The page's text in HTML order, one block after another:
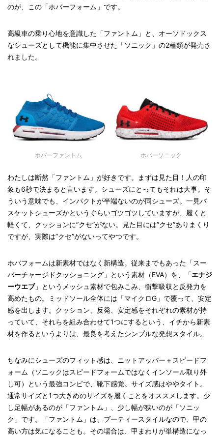
のが、この「ホバーフォーム」です。
高級車の乗り心地を意識した「ファントム」と、オーソドックス
なシューズとして機能に集中させた「ソニック」の2種類が発売さ
れました。
ホバーファントム ホバーソニック
わたしは断然「ファントム」が好きです。まずは見た目！人の印
象も6秒で決まると言います。シューズにとってもそれは大事。そ
ういう意味でも、インパクトが半端ないのが同シューズ。一見バ
スケットシューズかというぐらいゴツゴツしていますが、履くと
軽くて、クッションに”クセ”がない。見た目には”クセ”ありまくり
ですが、実際は”クセ”がないってやつです。
ホバフォームは新素材ではなく新構造。従来までもあった「スー
パーチャージドクッショニング」という素材（EVA）を、「エナジ
ーウエブ」というメッシュ素材で包みこみ、衝撃吸収と反発力を
高めたもの。ミッドソール全体には「マイクロG」で覆って、安定
感を出します。クッション、反発、安定感をそれぞれの素材が持
っていて、それらを組み合わせて1つにするという、イチから新素
材を作るというよりは、最良を考えたシンプルな発想スタイル。
ちなみにシューズのフィット感は、ニットアッパー＋スピードフ
ォーム（ソニックはスピードフォームではなくインソール取り外
し可）という最強コンビで、靴下感覚。サイズ感はややタイト。
通常サイズと1つ大きめのサイズを履くことをオススメします。少
し足幅があるのが「ファントム」、少し幅が狭いのが「ソニッ
ク」です。「ファントム」は、ブーティースタイルなので、甲の
高い方は気になることも。その場合は、甲まわりが単構造になっ